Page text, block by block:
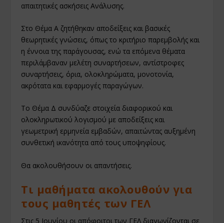
απαιτητικές ασκήσεις Ανάλυσης.
Στο Θέμα Α ζητήθηκαν αποδείξεις και βασικές
θεωρητικές γνώσεις, όπως το κριτήριο παρεμβολής και
η έννοια της παράγουσας, ενώ τα επόμενα θέματα
περιλάμβαναν μελέτη συναρτήσεων, αντίστροφες
συναρτήσεις, όρια, ολοκληρώματα, μονοτονία,
ακρότατα και εφαρμογές παραγώγων.
Το Θέμα Δ συνδύαζε στοιχεία διαφορικού και
ολοκληρωτικού λογισμού με αποδείξεις και
γεωμετρική ερμηνεία εμβαδών, απαιτώντας αυξημένη
συνθετική ικανότητα από τους υποψηφίους.
Θα ακολουθήσουν οι απαντήσεις.
Τι μαθήματα ακολουθούν για
τους μαθητές των ΓΕΛ
Στις 5 Ιουνίου οι απόφοιτοι των ΓΕΛ διαγωνίζονται σε